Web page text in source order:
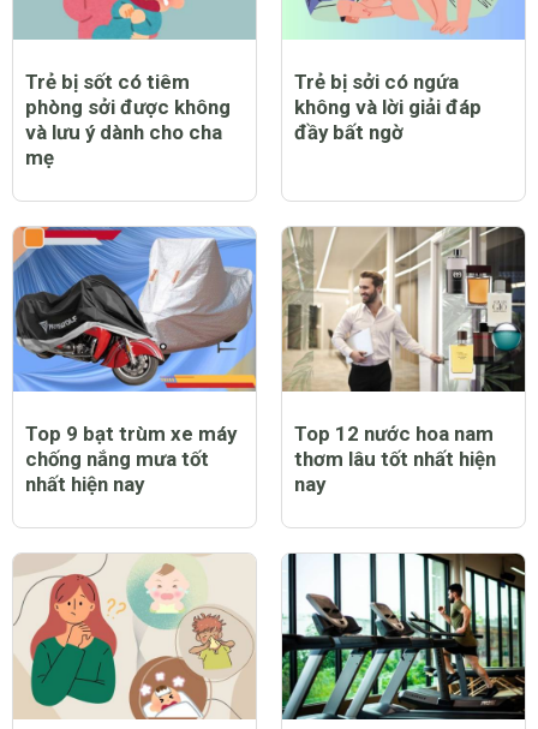
Trẻ bị sốt có tiêm
phòng sởi được không
và lưu ý dành cho cha
mẹ
Trẻ bị sởi có ngứa
không và lời giải đáp
đầy bất ngờ
Top 9 bạt trùm xe máy
chống nắng mưa tốt
nhất hiện nay
Top 12 nước hoa nam
thơm lâu tốt nhất hiện
nay